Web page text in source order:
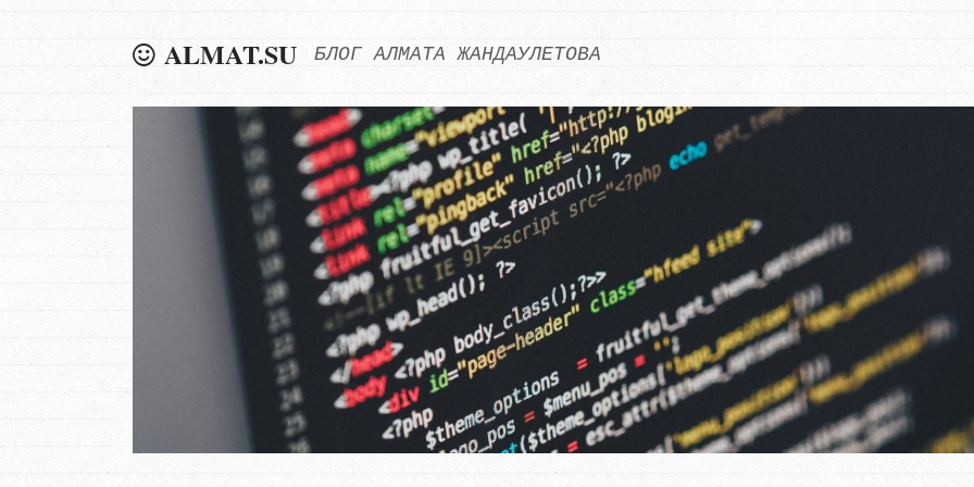
ALMAT.SU БЛОГ АЛМАТА ЖАНДАУЛЕТОВА